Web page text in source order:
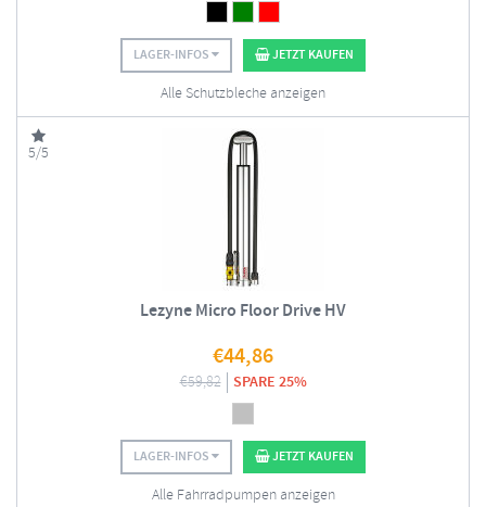
LAGER-INFOS JETZT KAUFEN
Alle Schutzbleche anzeigen
5/5
Lezyne Micro Floor Drive HV
€44,86
€59,82 SPARE 25%
LAGER-INFOS JETZT KAUFEN
Alle Fahrradpumpen anzeigen